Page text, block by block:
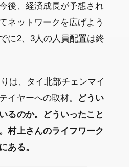
後、経済成長が予想され
ネットワークを広げよう
に2、3人の人員配置は終
は、タイ北部チェンマイ
イヤーへの取材。
どうい
るのか。どういったこと
村上さんのライフワーク
ある。